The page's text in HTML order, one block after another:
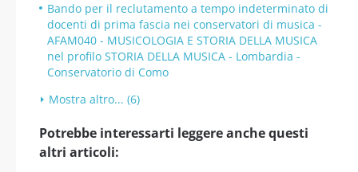
Bando per il reclutamento a tempo indeterminato di
docenti di prima fascia nei conservatori di musica -
AFAM040 - MUSICOLOGIA E STORIA DELLA MUSICA
nel profilo STORIA DELLA MUSICA - Lombardia -
Conservatorio di Como
Mostra altro... (6)
Potrebbe interessarti leggere anche questi
altri articoli: